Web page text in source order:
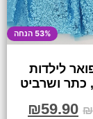
53% הנחה
לילדות
כתר ושרביט
₪
₪59.90